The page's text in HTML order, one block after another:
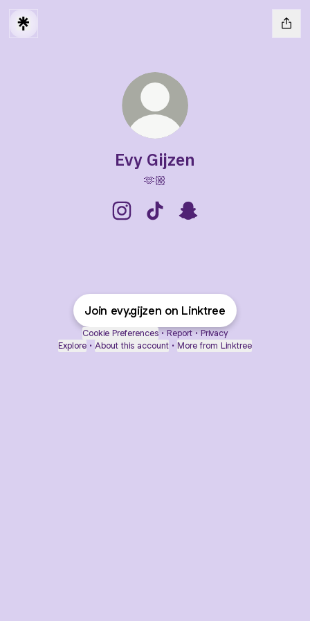
Evy Gijzen
🫶🏼
Join evy.gijzen on Linktree
Cookie Preferences • Report • Privacy
Explore • About this account • More from Linktree